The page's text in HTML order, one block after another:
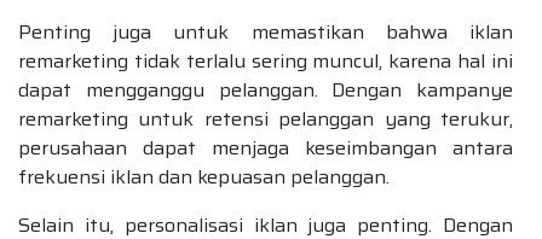
Penting juga untuk memastikan bahwa iklan
remarketing tidak terlalu sering muncul, karena hal ini
dapat mengganggu pelanggan. Dengan kampanye
remarketing untuk retensi pelanggan yang terukur,
perusahaan dapat menjaga keseimbangan antara
frekuensi iklan dan kepuasan pelanggan.
Selain itu, personalisasi iklan juga penting. Dengan